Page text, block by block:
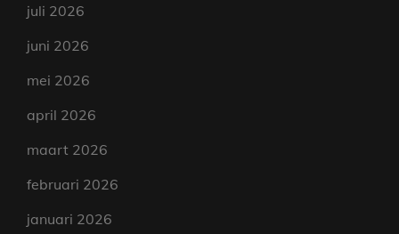
juli 2026
juni 2026
mei 2026
april 2026
maart 2026
februari 2026
januari 2026